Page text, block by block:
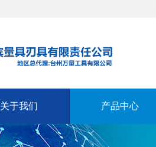
关于我们 产品中心